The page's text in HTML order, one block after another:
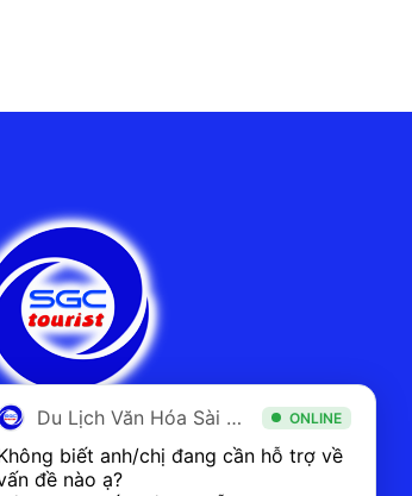
Du Lịch Văn Hóa Sài Gòn ONLINE
biết anh/chị đang cần hỗ trợ về
đề nào ạ?